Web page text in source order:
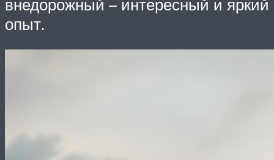
внедорожный – интересный и яркий
опыт.